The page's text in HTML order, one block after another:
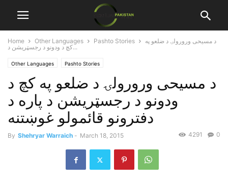
Home Other Languages Pashto Stories
د مسيحى ورورولۍ د ضلعو په
کچ د ودونو د رجسټريشن د...
Other Languages Pashto Stories
د مسيحى ورورولۍ د ضلعو په کچ د
ودونو د رجسټريشن د پاره د
دفترونو قائمولو غوښتنه
By Shehryar Warraich - March 18, 2015 0
4291